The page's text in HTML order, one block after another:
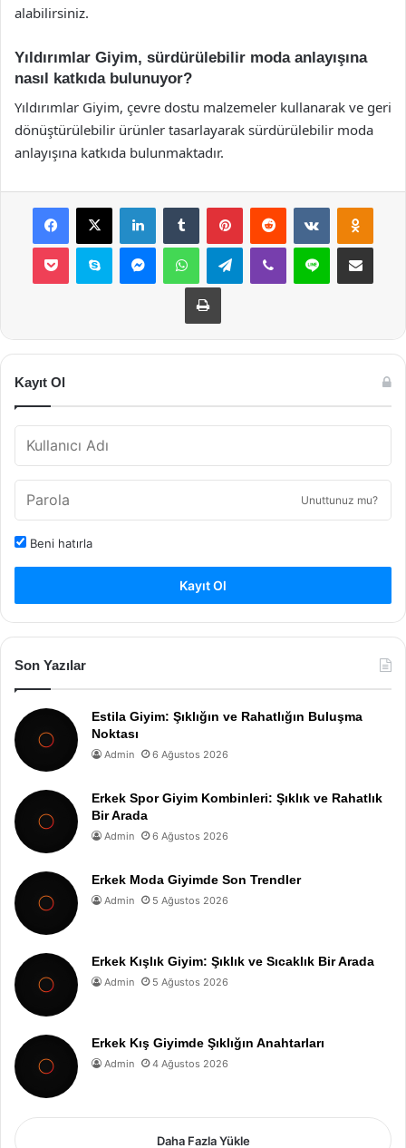
alabilirsiniz.
Yıldırımlar Giyim, sürdürülebilir moda anlayışına
nasıl katkıda bulunuyor?
Yıldırımlar Giyim, çevre dostu malzemeler kullanarak ve geri
dönüştürülebilir ürünler tasarlayarak sürdürülebilir moda
anlayışına katkıda bulunmaktadır.
Facebook
X LinkedInTumblr PinterestReddit VKontakte
Pocket Skype MessengerWhatsAppTelegramViber Line E-Posta ile
Yazdır
Kayıt Ol
Unuttunuz mu?
Beni hatırla
Kayıt Ol
Son Yazılar
Estila Giyim: Şıklığın ve Rahatlığın Buluşma
Noktası
Admin 6 Ağustos 2026
Erkek Spor Giyim Kombinleri: Şıklık ve Rahatlık
Bir Arada
Admin 6 Ağustos 2026
Erkek Moda Giyimde Son Trendler
Admin 5 Ağustos 2026
Erkek Kışlık Giyim: Şıklık ve Sıcaklık Bir Arada
Admin 5 Ağustos 2026
Erkek Kış Giyimde Şıklığın Anahtarları
Admin 4 Ağustos 2026
Daha Fazla Yükle